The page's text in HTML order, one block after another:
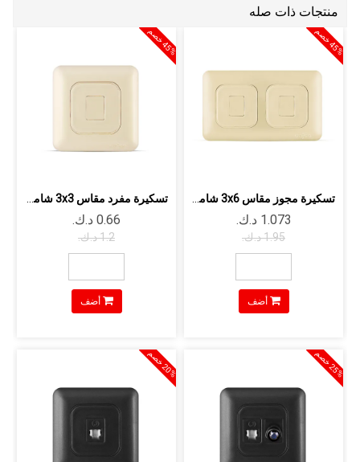
منتجات ذات صله
تسكيرة مجوز مقاس 3x6 شامبين داجكو أوركيد
4
5
%
خ
ص
م
أضف
تسكيرة مفرد مقاس 3x3 شامبين داجكو أوركيد
4
5
%
خ
ص
م
أضف
2
5
%
خ
ص
م 2
0
%
خ
ص
م